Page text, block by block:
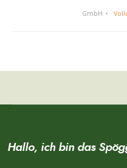
GmbH
Hallo, ich bin das